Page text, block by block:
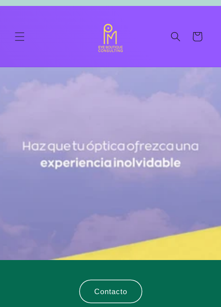
Skip to
Cart
Contacto